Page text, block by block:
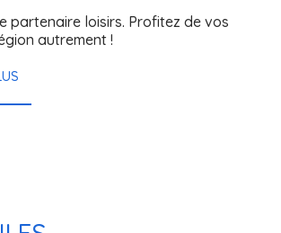
partenaire loisirs. Profitez de vos
autrement !